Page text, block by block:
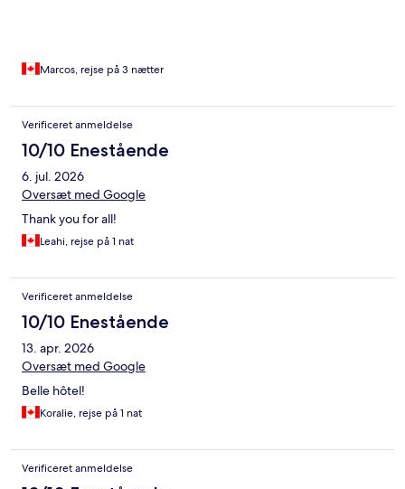
Marcos, rejse på 3 nætter
Verificeret anmeldelse
10/10 Enestående
6. jul. 2026
Oversæt med Google
Thank you for all!
Leahi, rejse på 1 nat
Verificeret anmeldelse
10/10 Enestående
13. apr. 2026
Oversæt med Google
Belle hôtel!
Koralie, rejse på 1 nat
Verificeret anmeldelse